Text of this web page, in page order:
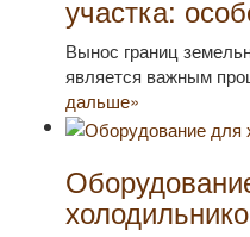
участка:
Вынос границ
является важным
дальше»